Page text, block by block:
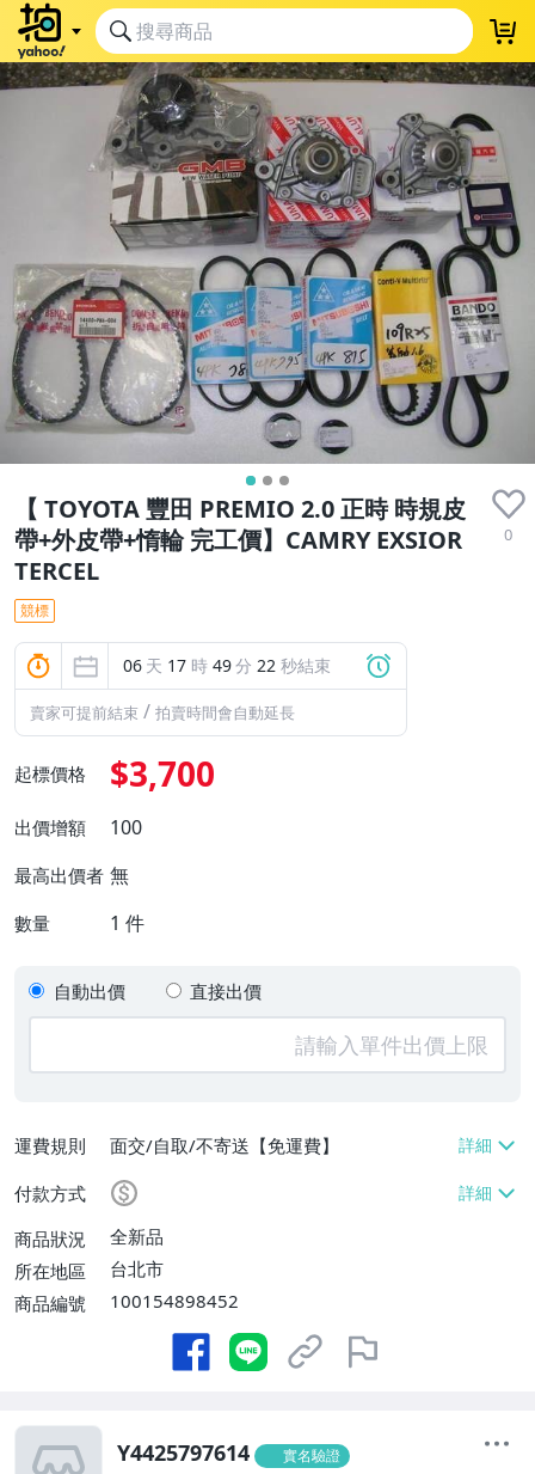
【 TOYOTA 豐田 PREMIO 2.0 正時 時規皮
帶+外皮帶+惰輪 完工價】CAMRY EXSIOR
TERCEL
0
競標
06 天 17 時 49分 22 秒結束
賣家可提前結束 / 拍賣時間會自動延長
起標價格 $3,700
出價增額 100
最高出價者 無
數量 1 件
自動出價 直接出價
運費規則
面交/自取/不寄送【免運費】
付款方式
商品狀況
全新品
所在地區
台北市
商品編號
100154898452
Y4425797614 實名驗證